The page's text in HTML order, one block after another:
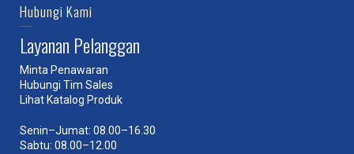
Hubungi Kami
Layanan Pelanggan
Minta Penawaran
Hubungi Tim Sales
Lihat Katalog Produk
Senin–Jumat: 08.00–16.30
Sabtu: 08.00–12.00